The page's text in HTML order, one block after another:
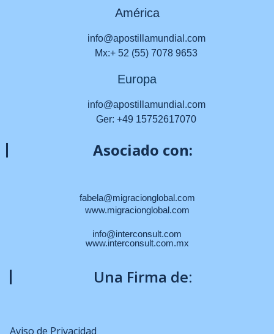
América
info@apostillamundial.com
Mx:+ 52 (55) 7078 9653
Europa
info@apostillamundial.com
Ger: +49 15752617070
Asociado con:
fabela@migracionglobal.com
www.migracionglobal.com
info@interconsult.com
www.interconsult.com.mx
Una Firma de:
Aviso de Privacidad